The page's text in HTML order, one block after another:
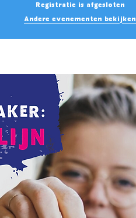
Registratie is afgesloten
Andere evenementen bekijken